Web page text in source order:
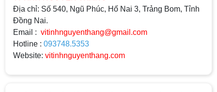
Địa chỉ: Số 540, Ngũ Phúc, Hố Nai 3, Trảng Bom, Tỉnh
Đồng Nai.
Email : vitinhnguyenthang@gmail.com
Hotline : 093748.5353
Website: vitinhnguyenthang.com